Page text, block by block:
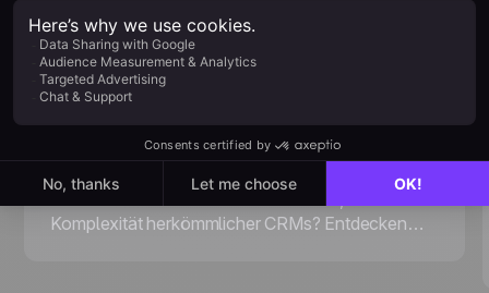
May 12, 2023
Product Demo: Erste Schritte
mit noCRM
Möchten Sie mehr Deals abschließen, ohne die
Komplexität herkömmlicher CRMs? Entdecken